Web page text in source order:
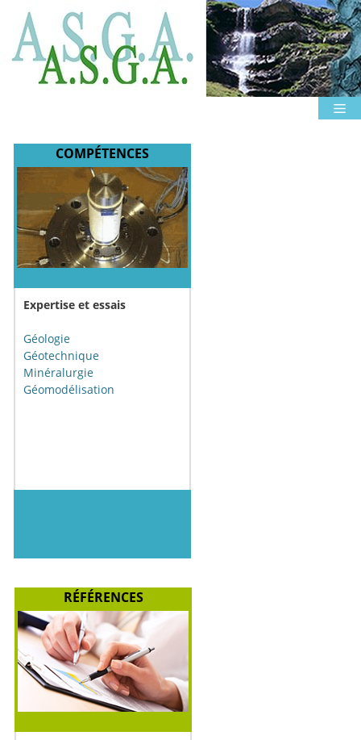
contenu
COMPÉTENCES
Expertise et essais
Géologie
Géotechnique
Minéralurgie
Géomodélisation
RÉFÉRENCES